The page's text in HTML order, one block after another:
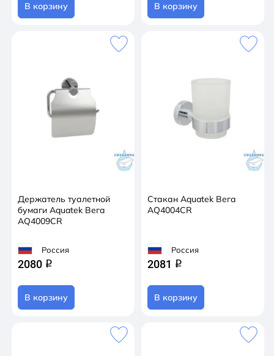
В корзину В корзину
Держатель туалетной
бумаги Aquatek Вега
AQ4009CR
Россия
2080 q
В корзину
Стакан Aquatek Вега
AQ4004CR
Россия
2081 q
В корзину